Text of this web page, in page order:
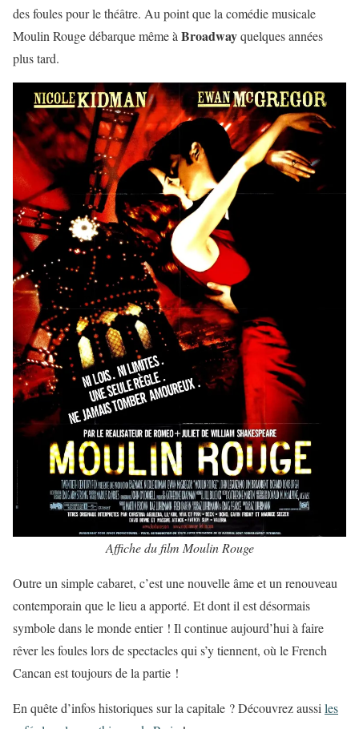
des foules pour le théâtre. Au point que la comédie musicale
Moulin Rouge débarque même à Broadwayquelques années
plus tard.
Affiche du film Moulin Rouge
Outre un simple cabaret, c’est une nouvelle âme et un renouveau
contemporain que le lieu a apporté. Et dont il est désormais
symbole dans le monde entier ! Il continue aujourd’hui à faire
rêver les foules lors de spectacles qui s’y tiennent, où le French
Cancan est toujours de la partie !
En quête d’infos historiques sur la capitale ? Découvrez aussi les